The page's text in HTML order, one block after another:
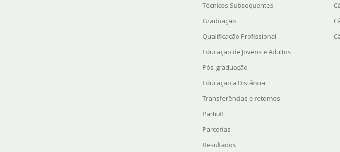
Técnicos Subsequentes
Graduação
Qualificação Profissional
Educação de Jovens e Adultos
Pós-graduação
Educação a Distância
Transferências e retornos
PartiuIF
Parcerias
Resultados